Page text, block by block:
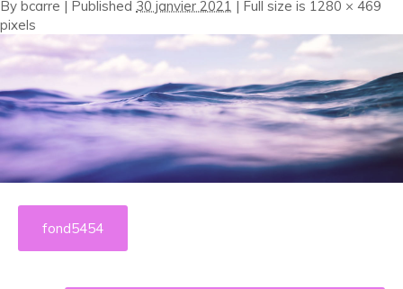
By bcarre | Published 30 janvier 2021 | Full size is 1280 × 469
pixels
fond5454